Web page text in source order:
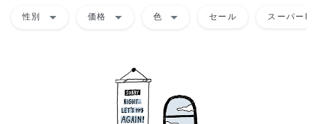
性別 arrow_drop_down 価格 arrow_drop_down 色 arrow_drop_down セール スーパー